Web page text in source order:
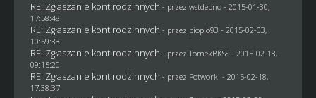
RE: Zgłaszanie kont rodzinnych - przez wstdebno- 2015-01-30,
17:58:48
RE: Zgłaszanie kont rodzinnych - przez pioplo93 - 2015-02-03,
10:59:33
RE: Zgłaszanie kont rodzinnych - przezTomekBKSS- 2015-02-18,
09:15:20
RE: Zgłaszanie kont rodzinnych - przez Potworki - 2015-02-18,
17:38:37